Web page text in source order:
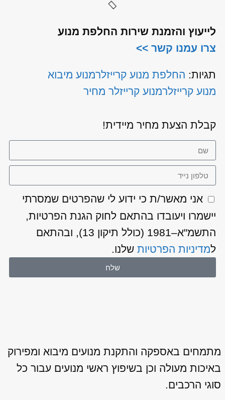
לייעוץ והזמנת שירות החלפת מנוע
צרו עמנו קשר >>
תגיות: החלפת מנוע קרייזלרמנוע מיבוא
מנוע קרייזלרמנוע קרייזלר מחיר
קבלת הצעת מחיר מיידית!
אני מאשר/ת כי ידוע לי שהפרטים שמסרתי
יישמרו ויעובדו בהתאם לחוק הגנת הפרטיות,
התשמ"א–1981 (כולל תיקון 13), ובהתאם
למדיניות הפרטיותשלנו.
שלח
מתמחים באספקה והתקנת מנועים מיבוא ומפירוק
באיכות מעולה וכן בשיפוץ ראשי מנועים עבור כל
סוגי הרכבים.